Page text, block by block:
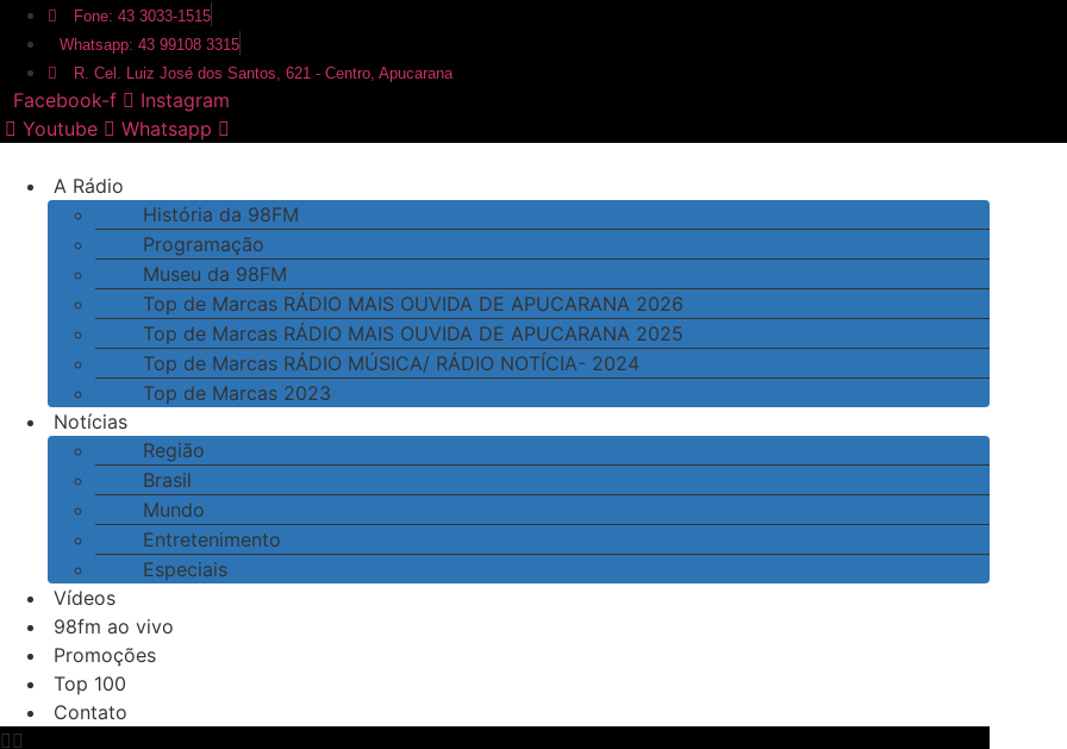
para
conteúdo
Fone: 43 3033-1515
Whatsapp: 43 99108 3315
R. Cel. Luiz José dos Santos, 621 - Centro, Apucarana
Facebook-f
Instagram
Youtube
Whatsapp
A Rádio
História da 98FM
Programação
Museu da 98FM
Top de Marcas RÁDIO MAIS OUVIDA DE APUCARANA 2026
Top de Marcas RÁDIO MAIS OUVIDA DE APUCARANA 2025
Top de Marcas RÁDIO MÚSICA/ RÁDIO NOTÍCIA- 2024
Top de Marcas 2023
Notícias
Região
Brasil
Mundo
Entretenimento
Especiais
Vídeos
98fm ao vivo
Promoções
Top 100
Contato